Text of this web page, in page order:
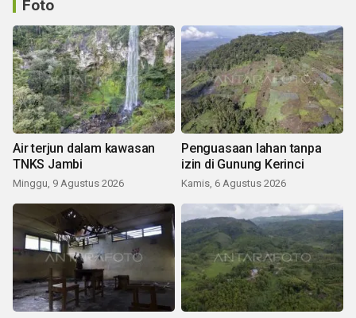
Foto
Air terjun dalam kawasan
TNKS Jambi
Minggu, 9 Agustus 2026
Penguasaan lahan tanpa
izin di Gunung Kerinci
Kamis, 6 Agustus 2026